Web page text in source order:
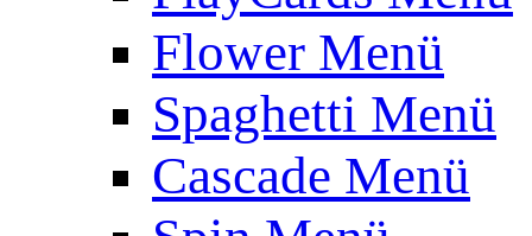
Flower Menü
Spaghetti Menü
Cascade Menü